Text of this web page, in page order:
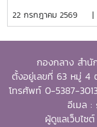
กับผลงานที่สามารถส
จัดขึ้นในวาระเฉลิมฉ
องค์กรระดับภูมิภาค
of Education
ศักยภาพบุคลากร ส่ง
เครือข่ายความร่วมมื
จำนวน 100 แพ็ค เพื่
พระเจ้าอยู่หัว เนื่อง
กรกฎาคม 2569 พร้อ
ป่า รักษ์โลก เพิ่มพื้นที่
ประชาชนที่มาใช้บริการ
22 กรกฎาคม
กองกลาง สำนั
ตั้งอยู่เลขที่ 63 หมู่ 4
โทรศัพท์ 0-5387-
อีเมล :
ผู้ดูแลเว็บไ